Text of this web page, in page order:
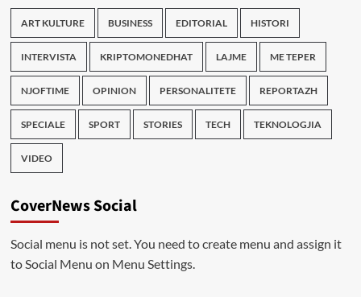
ART KULTURE BUSINESS EDITORIAL HISTORI
INTERVISTA KRIPTOMONEDHAT LAJME ME TEPER
NJOFTIME OPINION PERSONALITETE REPORTAZH
SPECIALE SPORT STORIES TECH TEKNOLOGJIA
VIDEO
CoverNews Social
Social menu is not set. You need to create menu and assign it
to Social Menu on Menu Settings.